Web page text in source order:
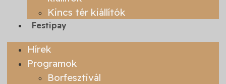
Kincs tér kiállítók
Festipay
Hírek
Programok
Borfesztivál